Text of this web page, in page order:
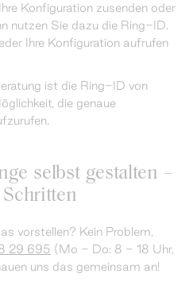
Konfiguration zusenden oder
nutzen Sie dazu die Ring-ID.
Ihre Konfiguration aufrufen
ist die Ring-ID von
die genaue
selbst gestalten –
vorstellen? Kein Problem,
29 695 (Mo - Do: 8 - 18 Uhr,
uns das gemeinsam an!